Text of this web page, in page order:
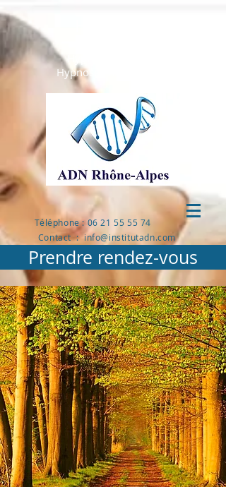
Hypnose Ericksonienne
Téléphone : 06 21 55 55 74
Contact : info@institutadn.com
Prendre rendez-vous